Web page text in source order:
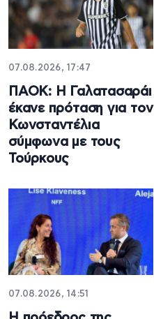
07.08.2026, 17:47
ΠΑΟΚ: Η Γαλατασαράι
έκανε πρόταση για τον
Κωνσταντέλια
σύμφωνα με τους
Τούρκους
07.08.2026, 14:51